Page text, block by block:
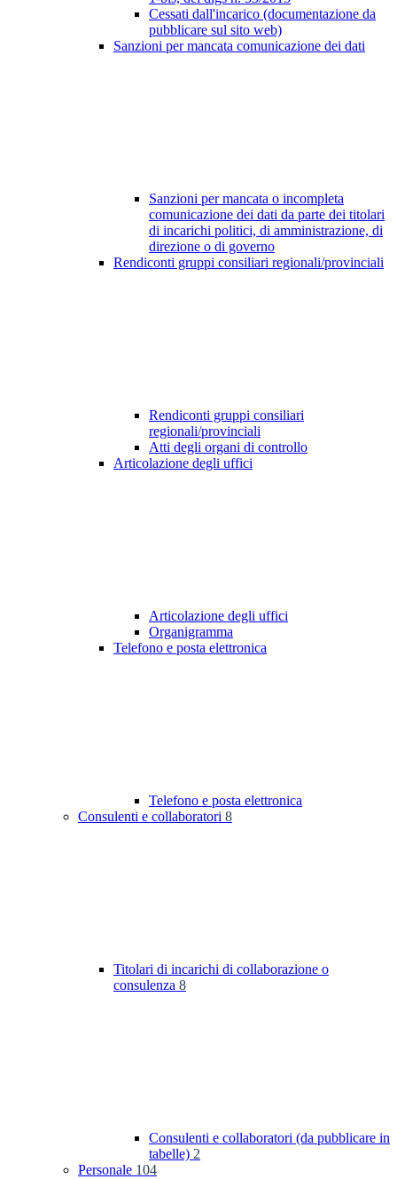
Cessati dall'incarico (documentazione da
pubblicare sul sito web)
Sanzioni per mancata comunicazione dei dati
Sanzioni per mancata o incompleta
comunicazione dei dati da parte dei titolari
di incarichi politici, di amministrazione, di
direzione o di governo
Rendiconti gruppi consiliari regionali/provinciali
Rendiconti gruppi consiliari
regionali/provinciali
Atti degli organi di controllo
Articolazione degli uffici
Articolazione degli uffici
Organigramma
Telefono e posta elettronica
Telefono e posta elettronica
Consulenti e collaboratori 8
Titolari di incarichi di collaborazione o
consulenza 8
Consulenti e collaboratori (da pubblicare in
tabelle) 2
Personale 104